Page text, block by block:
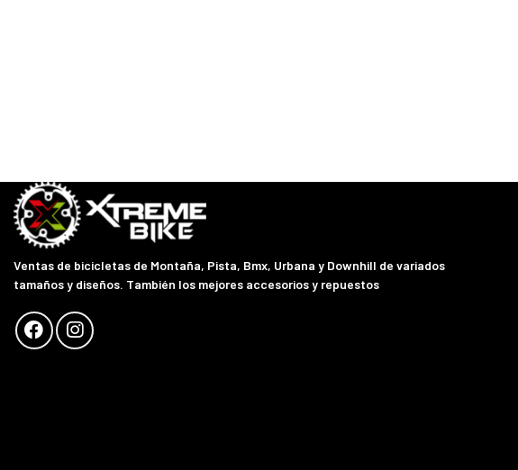
Ventas de bicicletas de Montaña, Pista, Bmx, Urbana y Downhill de variados
tamaños y diseños. También los mejores accesorios y repuestos